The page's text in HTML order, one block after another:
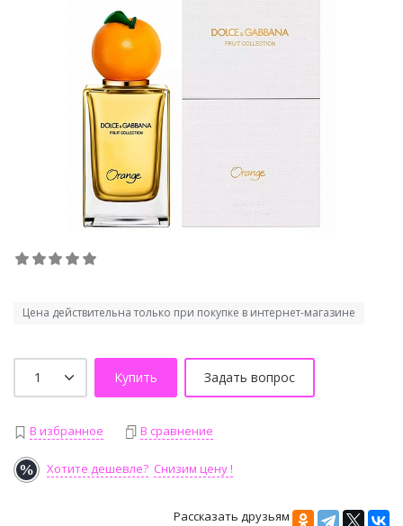
Цена действительна только при покупке в интернет-магазине
Купить Задать вопрос
В избранное В сравнение
Хотите дешевле? Снизим цену !
Рассказать друзьям